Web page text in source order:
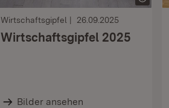
Wirtschaftsgipfel 26.09.2025
Wirtschaftsgipfel 2025
Bilder ansehen